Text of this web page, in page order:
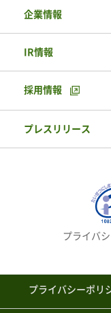
企業情報
IR情報
採用情報
プレスリリース
プライバ
プライバシーポリ